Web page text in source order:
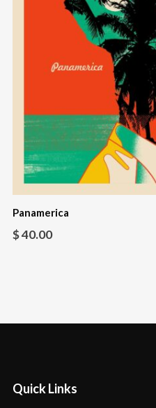
Panamerica
$40.00
Quick Links